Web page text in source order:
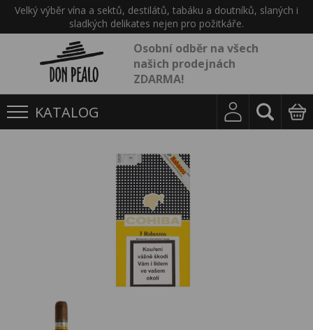
Velký výběr vína a sektů, destilátů, tabáku a doutníků, slaných i
sladkých delikates nejen pro požitkáře.
Osobní odběr na všech
našich prodejnách
ZDARMA!
KATALOG